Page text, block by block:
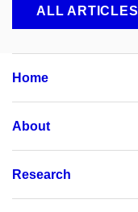
ALL ARTICLES
Home
About
Research